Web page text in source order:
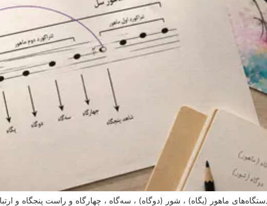
ماهور (یگاه) ، شور (دوگاه) ، سه‌گاه ، چهارگاه و راست پنجگاه و